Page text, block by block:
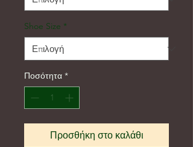
Shoe Size *
Ποσότητα *
Προσθήκη στο καλάθι